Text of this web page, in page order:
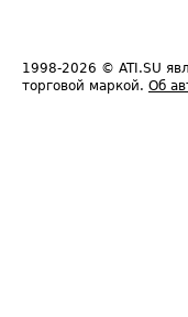
1998-2026 © ATI.SU
торговой маркой. Об